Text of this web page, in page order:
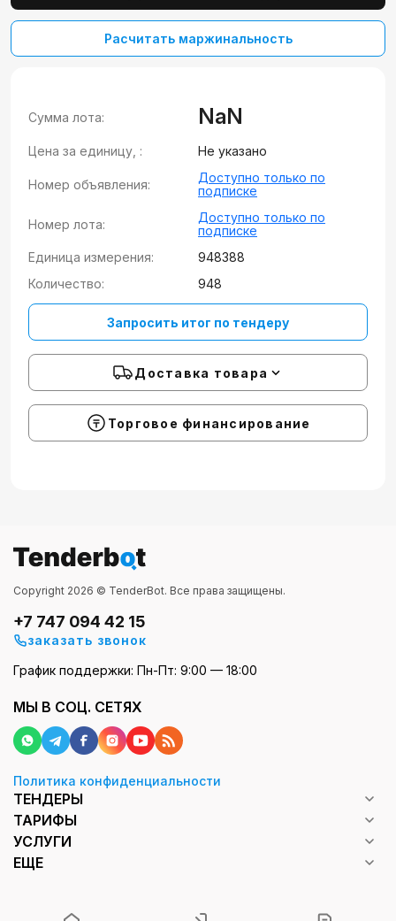
Расчитать маржинальность
Сумма лота: NaN
Цена за единицу, : Не указано
Номер объявления:
Доступно только по
подписке
Номер лота:
Доступно только по
подписке
Единица измерения:
948388
Количество:
948
Запросить итог по тендеру
Доставка товара
Торговое финансирование
Copyright 2026 © TenderBot. Все права защищены.
+7 747 094 42 15
заказать звонок
График поддержки: Пн-Пт: 9:00 — 18:00
МЫ В СОЦ. СЕТЯХ
Политика конфиденциальности
ТЕНДЕРЫ
ТАРИФЫ
УСЛУГИ
ЕЩЕ